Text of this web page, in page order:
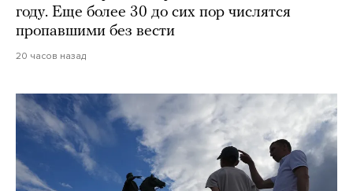
году. Еще более 30 до сих пор числятся
пропавшими без вести
20 часов назад